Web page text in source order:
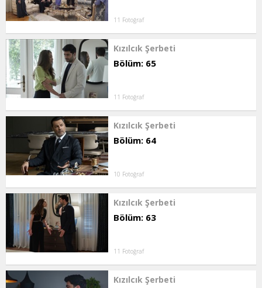
11 Fotoğraf
Kızılcık Şerbeti
Bölüm: 65
11 Fotoğraf
Kızılcık Şerbeti
Bölüm: 64
10 Fotoğraf
Kızılcık Şerbeti
Bölüm: 63
11 Fotoğraf
Kızılcık Şerbeti